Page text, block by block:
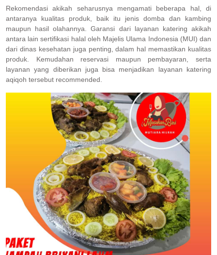
Rekomendasi akikah seharusnya mengamati beberapa hal, di
antaranya kualitas produk, baik itu jenis domba dan kambing
maupun hasil olahannya. Garansi dari layanan katering akikah
antara lain sertifikasi halal oleh Majelis Ulama Indonesia (MUI) dan
dari dinas kesehatan juga penting, dalam hal memastikan kualitas
produk. Kemudahan reservasi maupun pembayaran, serta
layanan yang diberikan juga bisa menjadikan layanan katering
aqiqoh tersebut recommended.